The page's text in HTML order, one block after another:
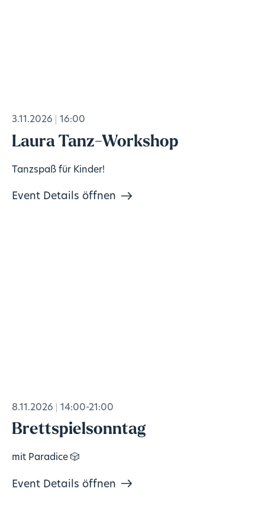
3.11.2026 16:00
Laura Tanz-Workshop
Tanzspaß für Kinder!
Event Details öffnen
8.11.2026 14:00-21:00
Brettspielsonntag
mit Paradice 🎲
Event Details öffnen